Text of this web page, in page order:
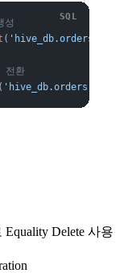
( 'hive_db.orders'
전환
'hive_db.orders'
Equality Delete 사용